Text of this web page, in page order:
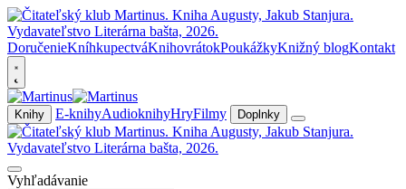
DoručenieKníhkupectváKnihovrátokPoukážkyKnižný blogKontakt
Knihy E-knihyAudioknihyHryFilmy Doplnky
Vyhľadávanie